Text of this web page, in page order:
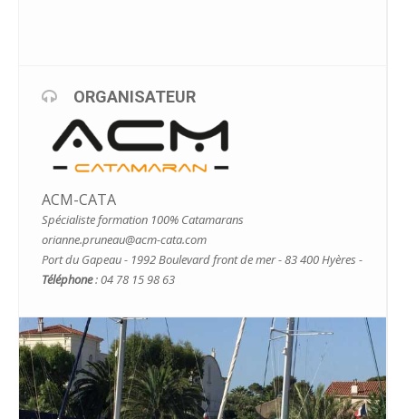
ORGANISATEUR
ACM-CATA
Spécialiste formation 100% Catamarans
orianne.pruneau@acm-cata.com
Port du Gapeau - 1992 Boulevard front de mer - 83 400 Hyères -
Téléphone: 04 78 15 98 63